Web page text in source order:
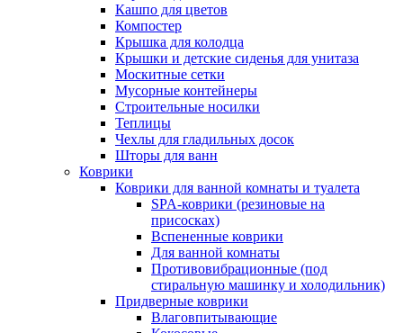
Кашпо для цветов
Компостер
Крышка для колодца
Крышки и детские сиденья для унитаза
Москитные сетки
Мусорные контейнеры
Строительные носилки
Теплицы
Чехлы для гладильных досок
Шторы для ванн
Коврики
Коврики для ванной комнаты и туалета
SPA-коврики (резиновые на
присосках)
Вспененные коврики
Для ванной комнаты
Противовибрационные (под
стиральную машинку и холодильник)
Придверные коврики
Влаговпитывающие